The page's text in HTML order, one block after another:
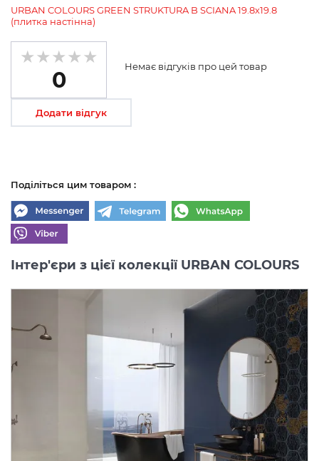
URBAN COLOURS GREEN STRUKTURA B SCIANA 19.8х19.8
(плитка настінна)
0
Немає відгуків про цей товар
Додати відгук
Поділіться цим товаром :
Інтер'єри з цієї колекції URBAN COLOURS